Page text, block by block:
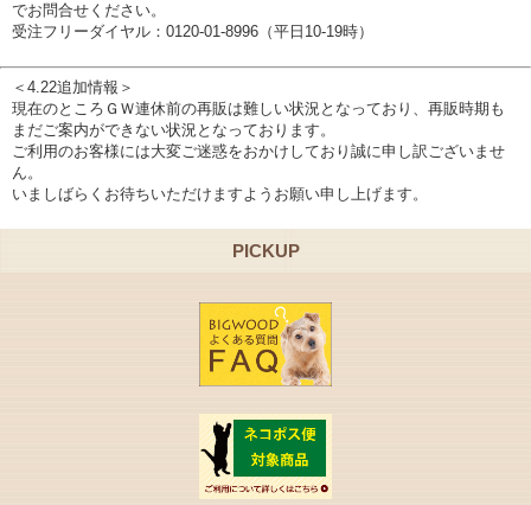
でお問合せください。
受注フリーダイヤル：0120-01-8996（平日10-19時）
＜4.22追加情報＞
現在のところＧＷ連休前の再販は難しい状況となっており、再販時期も
まだご案内ができない状況となっております。
ご利用のお客様には大変ご迷惑をおかけしており誠に申し訳ございませ
ん。
いましばらくお待ちいただけますようお願い申し上げます。
PICKUP